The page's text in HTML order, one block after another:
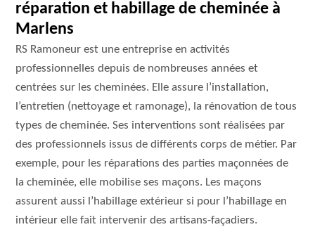
réparation et habillage de cheminée à
Marlens
RS Ramoneur est une entreprise en activités
professionnelles depuis de nombreuses années et
centrées sur les cheminées. Elle assure l’installation,
l’entretien (nettoyage et ramonage), la rénovation de tous
types de cheminée. Ses interventions sont réalisées par
des professionnels issus de différents corps de métier. Par
exemple, pour les réparations des parties maçonnées de
la cheminée, elle mobilise ses maçons. Les maçons
assurent aussi l’habillage extérieur si pour l’habillage en
intérieur elle fait intervenir des artisans-façadiers.